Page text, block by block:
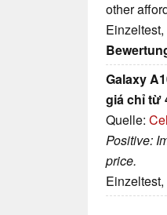
other
Galaxy
giá chỉ từ
Quelle:
Positive:
price.